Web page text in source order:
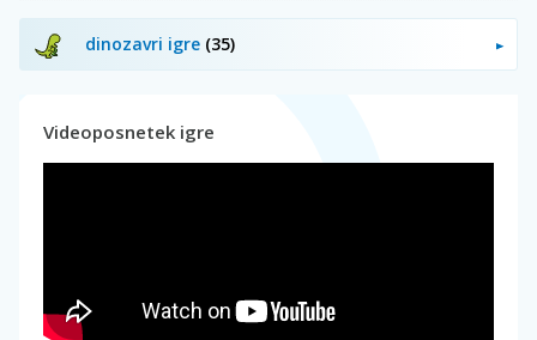
dinozavri igre (35)
Videoposnetek igre